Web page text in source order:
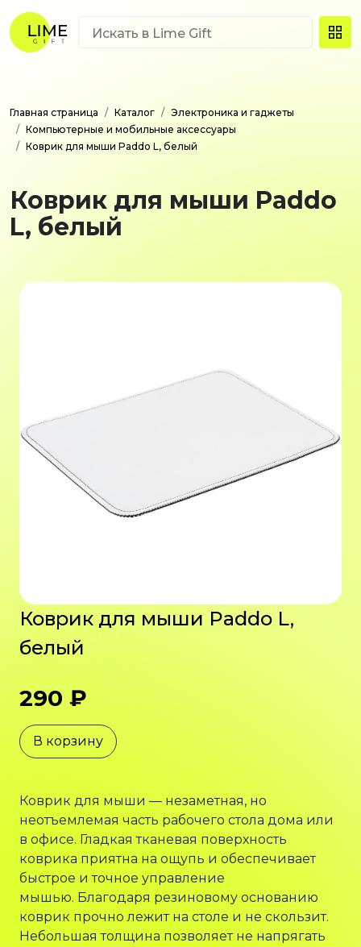
Главная страница Каталог
Электроника и гаджеты
Компьютерные и мобильные аксессуары
Коврик для мыши Paddo L, белый
Коврик для мыши Paddo
L, белый
Коврик для мыши Paddo L,
белый
290 ₽
В корзину
Коврик для мыши — незаметная, но
неотъемлемая часть рабочего стола дома или
в офисе. Гладкая тканевая поверхность
коврика приятна на ощупь и обеспечивает
быстрое и точное управление
мышью. Благодаря резиновому основанию
коврик прочно лежит на столе и не скользит.
Небольшая толщина позволяет не напрягать